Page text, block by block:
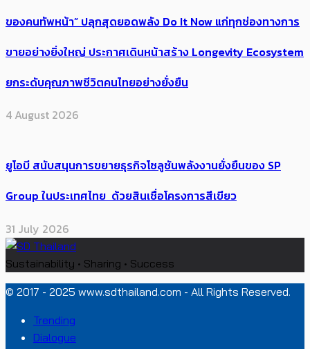
ของคนทัพหน้า” ปลุกสุดยอดพลัง Do It Now แก่ทุกช่องทางการ
ขายอย่างยิ่งใหญ่ ประกาศเดินหน้าสร้าง Longevity Ecosystem
ยกระดับคุณภาพชีวิตคนไทยอย่างยั่งยืน
4 August 2026
ยูโอบี สนับสนุนการขยายธุรกิจโซลูชันพลังงานยั่งยืนของ SP
Group ในประเทศไทย ด้วยสินเชื่อโครงการสีเขียว
31 July 2026
Sustainability • Sharing • Success
© 2017 - 2025 www.sdthailand.com - All Rights Reserved.
Trending
Dialogue